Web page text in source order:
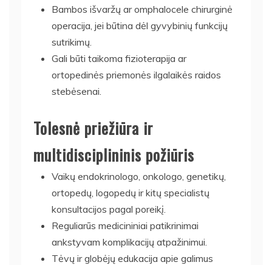
Bambos išvaržų ar omphalocele chirurginė
operacija, jei būtina dėl gyvybinių funkcijų
sutrikimų.
Gali būti taikoma fizioterapija ar
ortopedinės priemonės ilgalaikės raidos
stebėsenai.
Tolesnė priežiūra ir
multidisciplininis požiūris
Vaikų endokrinologo, onkologo, genetikų,
ortopedų, logopedų ir kitų specialistų
konsultacijos pagal poreikį.
Reguliarūs medicininiai patikrinimai
ankstyvam komplikacijų atpažinimui.
Tėvų ir globėjų edukacija apie galimus